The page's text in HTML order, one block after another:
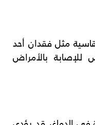
مثل فقدان أحد
للإصابة بالأمراض